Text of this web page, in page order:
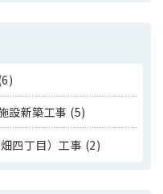
設新築工事 (5)
四丁目）工事 (2)